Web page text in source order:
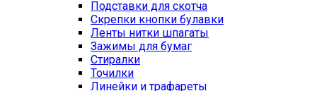
Подставки для скотча
Скрепки кнопки булавки
Ленты нитки шпагаты
Зажимы для бумаг
Стиралки
Точилки
Линейки и трафареты